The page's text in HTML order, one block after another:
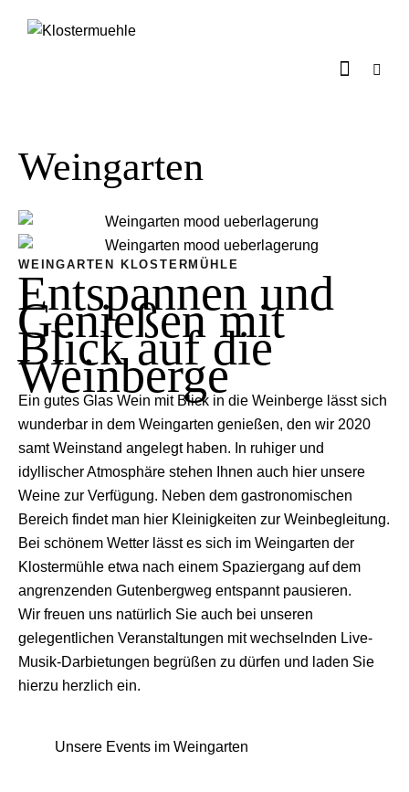
Weingarten
WEINGARTEN KLOSTERMÜHLE
Entspannen und
Genießen mit
Blick auf die
Weinberge
Ein gutes Glas Wein mit Blick in die Weinberge lässt sich
wunderbar in dem Weingarten genießen, den wir 2020
samt Weinstand angelegt haben. In ruhiger und
idyllischer Atmosphäre stehen Ihnen auch hier unsere
Weine zur Verfügung. Neben dem gastronomischen
Bereich findet man hier Kleinigkeiten zur Weinbegleitung.
Bei schönem Wetter lässt es sich im Weingarten der
Klostermühle etwa nach einem Spaziergang auf dem
angrenzenden Gutenbergweg entspannt pausieren.
Wir freuen uns natürlich Sie auch bei unseren
gelegentlichen Veranstaltungen mit wechselnden Live-
Musik-Darbietungen begrüßen zu dürfen und laden Sie
hierzu herzlich ein.
Unsere Events im Weingarten